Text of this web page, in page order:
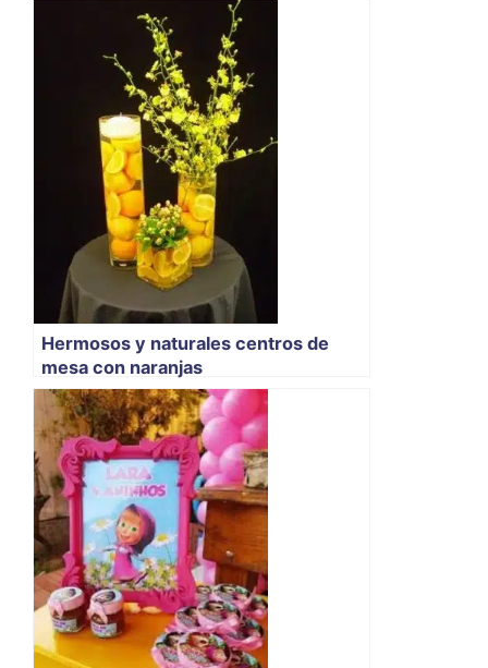
Hermosos y naturales centros de
mesa con naranjas